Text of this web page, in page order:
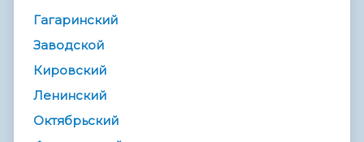
Гагаринский
Заводской
Кировский
Ленинский
Октябрьский